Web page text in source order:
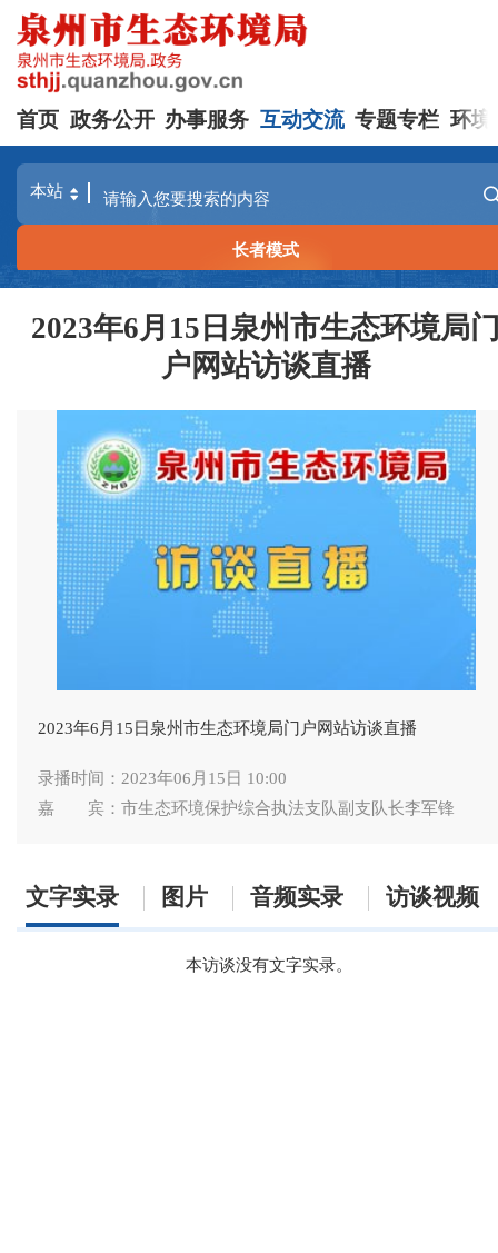
首页 政务公开 办事服务 互动交流 专题专栏 环境
长者模式
2023年6月15日泉州市生态环境局
户网站访谈直播
2023年6月15日泉州市生态环境局门户网站访谈直播
录播时间：2023年06月15日 10:00
嘉 宾：市生态环境保护综合执法支队副支队长李军锋
文字实录 图片 音频实录 访谈视频
本访谈没有文字实录。